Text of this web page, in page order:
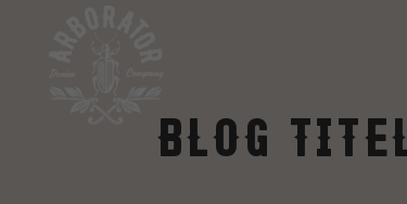
Blog titel